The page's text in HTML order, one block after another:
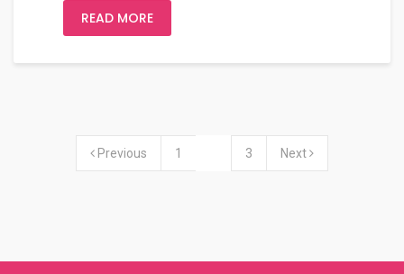
READ MORE
Previous 1 3 Next